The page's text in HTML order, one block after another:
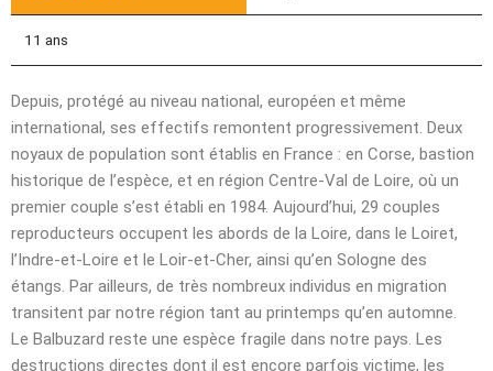
11 ans
Depuis, protégé au niveau national, européen et même
international, ses effectifs remontent progressivement. Deux
noyaux de population sont établis en France : en Corse, bastion
historique de l’espèce, et en région Centre-Val de Loire, où un
premier couple s’est établi en 1984. Aujourd’hui, 29 couples
reproducteurs occupent les abords de la Loire, dans le Loiret,
l’Indre-et-Loire et le Loir-et-Cher, ainsi qu’en Sologne des
étangs. Par ailleurs, de très nombreux individus en migration
transitent par notre région tant au printemps qu’en automne.
Le Balbuzard reste une espèce fragile dans notre pays. Les
destructions directes dont il est encore parfois victime, les